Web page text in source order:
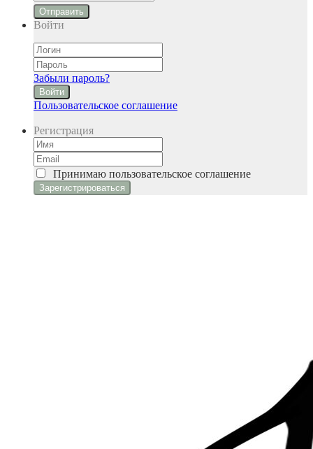
Отправить
Войти
Забыли пароль?
Войти
Пользовательское соглашение
Регистрация
Принимаю пользовательское соглашение